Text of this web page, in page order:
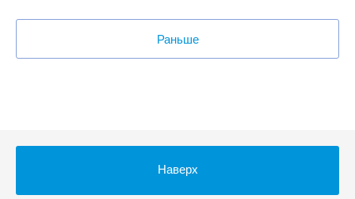
Раньше
Наверх